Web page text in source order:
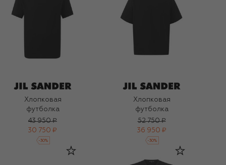
Хлопковая
футболка
43 950 ₽
30 750 ₽
-30%
Хлопковая
футболка
52 750 ₽
36 950 ₽
-30%